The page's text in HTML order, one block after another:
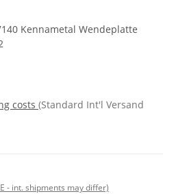
Kennametal Wendeplatte
costs (Standard Int'l Versand
- int. shipments may differ)